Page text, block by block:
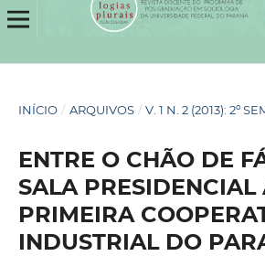
INÍCIO / ARQUIVOS / V. 1 N. 2 (2013): 2º
ENTRE O CHÃO DE
SALA PRESIDENCIAL
PRIMEIRA
INDUSTRIAL DO